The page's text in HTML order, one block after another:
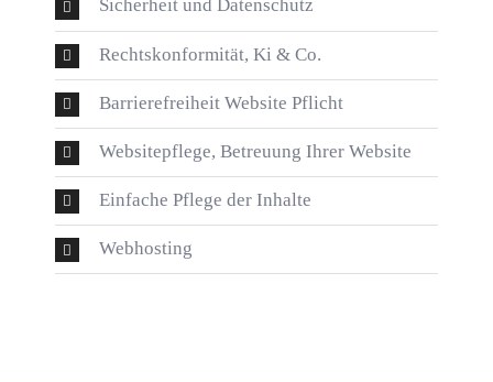
Sicherheit und Datenschutz
Rechtskonformität, Ki & Co.
Barrierefreiheit Website Pflicht
Websitepflege, Betreuung Ihrer Website
Einfache Pflege der Inhalte
Webhosting